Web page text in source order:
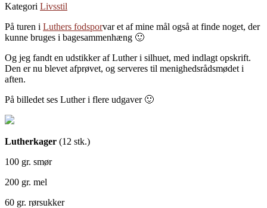
Kategori Livsstil
På turen i Luthers fodsporvar et af mine mål også at finde noget, der
kunne bruges i bagesammenhæng 🙂
Og jeg fandt en udstikker af Luther i silhuet, med indlagt opskrift.
Den er nu blevet afprøvet, og serveres til menighedsrådsmødet i
aften.
På billedet ses Luther i flere udgaver 🙂
Lutherkager (12 stk.)
100 gr. smør
200 gr. mel
60 gr. rørsukker